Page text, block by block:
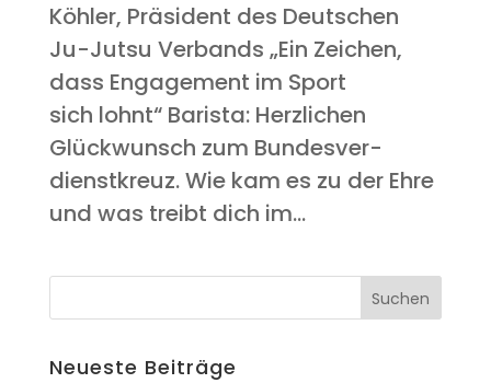
Köh­ler, Prä­si­dent des Deut­schen
Ju-Jutsu Verbands „Ein Zei­chen,
dass Enga­ge­ment im Sport
sich lohnt“ Baris­ta: Herz­li­chen
Glück­wunsch zum Bun­des­ver­
dienst­kreuz. Wie kam es zu der Ehre
und was treibt dich im...
Neu­es­te Beiträge